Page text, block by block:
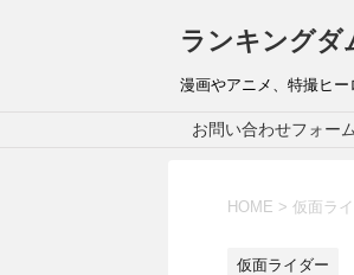
ランキングダ
漫画やアニメ、特撮ヒ
お問い合わせフォーム
HOME > 仮面ラ
仮面ライダー